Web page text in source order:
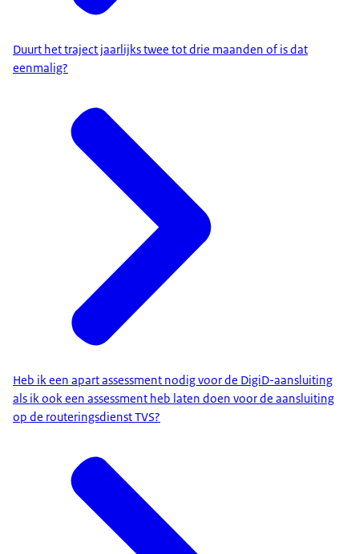
Duurt het traject jaarlijks twee tot drie maanden of is dat
eenmalig?
Heb ik een apart assessment nodig voor de DigiD-aansluiting
als ik ook een assessment heb laten doen voor de aansluiting
op de routeringsdienst TVS?